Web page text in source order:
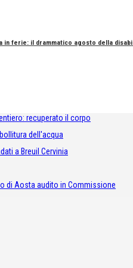
in ferie: il drammatico agosto della
recuperato il corpo
dell'acqua
a Breuil Cervinia
di Aosta audito in Commissione